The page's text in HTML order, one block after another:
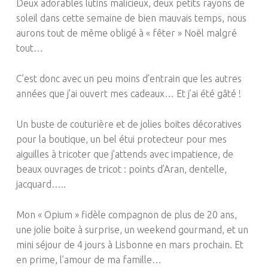
Deux adorables lutins malicieux, deux petits rayons de
soleil dans cette semaine de bien mauvais temps, nous
aurons tout de même obligé à « fêter » Noël malgré
tout…
C’est donc avec un peu moins d’entrain que les autres
années que j’ai ouvert mes cadeaux… Et j’ai été gâté !
Un buste de couturière et de jolies boites décoratives
pour la boutique, un bel étui protecteur pour mes
aiguilles à tricoter que j’attends avec impatience, de
beaux ouvrages de tricot : points d’Aran, dentelle,
jacquard …..
Mon « Opium » fidèle compagnon de plus de 20 ans,
une jolie boite à surprise, un weekend gourmand, et un
mini séjour de 4 jours à Lisbonne en mars prochain.
Et
en prime, l’amour de ma famille…